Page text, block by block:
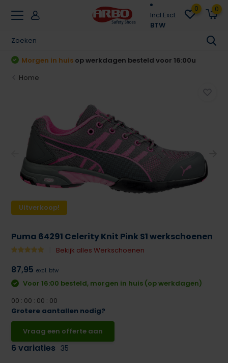
Incl.Excl.
BTW
0 0
Achteraf betalenKlarna & Riverty
Home
Uitverkoop!
Puma 64291 Celerity Knit Pink S1 werkschoenen
Bekijk alles Werkschoenen
87,95 excl. btw
Voor 16:00 besteld, morgen in huis (op werkdagen)
00 : 00 : 00 : 00
Grotere aantallen nodig?
Vraag een offerte aan
6 variaties 35